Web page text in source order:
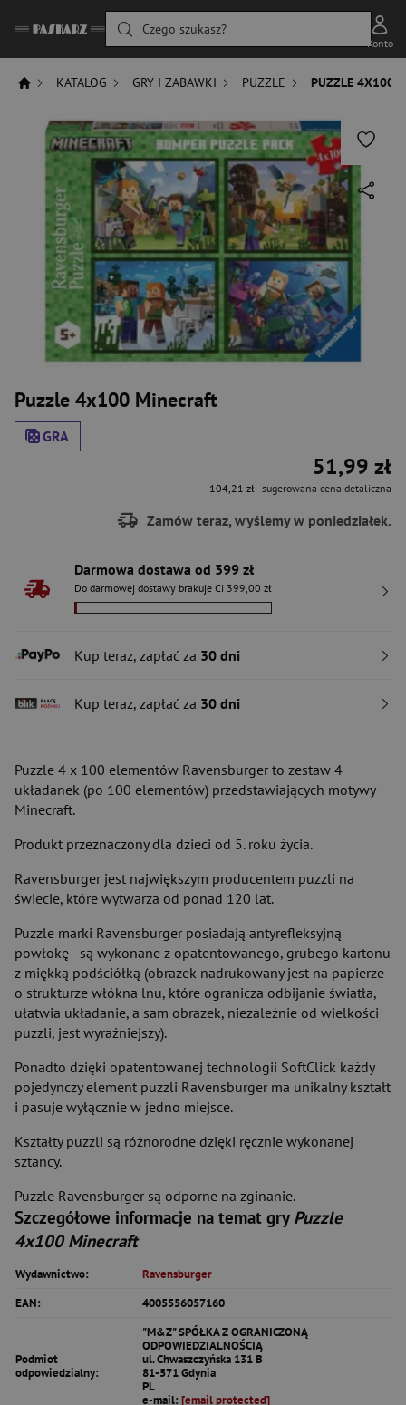
Czego szukasz?
Konto
KATALOG GRY I ZABAWKI PUZZLE PUZZLE 4X100
Puzzle 4x100 Minecraft
GRA
51,99 zł
104,21 zł- sugerowana cena detaliczna
Zamów teraz, wyślemy w poniedziałek.
Darmowa dostawa od 399 zł
Do darmowej dostawy brakuje Ci 399,00 zł
Kup teraz, zapłać za 30 dni
Kup teraz, zapłać za 30 dni
Puzzle 4 x 100 elementów Ravensburger to zestaw 4
układanek (po 100 elementów) przedstawiających motywy
Minecraft.
Produkt przeznaczony dla dzieci od 5. roku życia.
Ravensburger jest największym producentem puzzli na
świecie, które wytwarza od ponad 120 lat.
Puzzle marki Ravensburger posiadają antyrefleksyjną
powłokę - są wykonane z opatentowanego, grubego kartonu
z miękką podściółką (obrazek nadrukowany jest na papierze
o strukturze włókna lnu, które ogranicza odbijanie światła,
ułatwia układanie, a sam obrazek, niezależnie od wielkości
puzzli, jest wyraźniejszy).
Ponadto dzięki opatentowanej technologii SoftClick każdy
pojedynczy element puzzli Ravensburger ma unikalny kształt
i pasuje wyłącznie w jedno miejsce.
Kształty puzzli są różnorodne dzięki ręcznie wykonanej
sztancy.
Puzzle Ravensburger są odporne na zginanie.
Szczegółowe informacje na temat gry Puzzle
4x100 Minecraft
Wydawnictwo:
Ravensburger
EAN:
4005556057160
Podmiot
odpowiedzialny:
"M&Z" SPÓŁKA Z OGRANICZONĄ
ODPOWIEDZIALNOŚCIĄ
ul. Chwaszczyńska 131 B
81-571 Gdynia
PL
e-mail: [email protected]